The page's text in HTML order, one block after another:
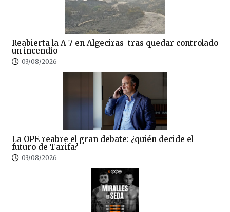
Reabierta la A-7 en Algeciras tras quedar controlado
un incendio
03/08/2026
La OPE reabre el gran debate: ¿quién decide el
futuro de Tarifa?
03/08/2026